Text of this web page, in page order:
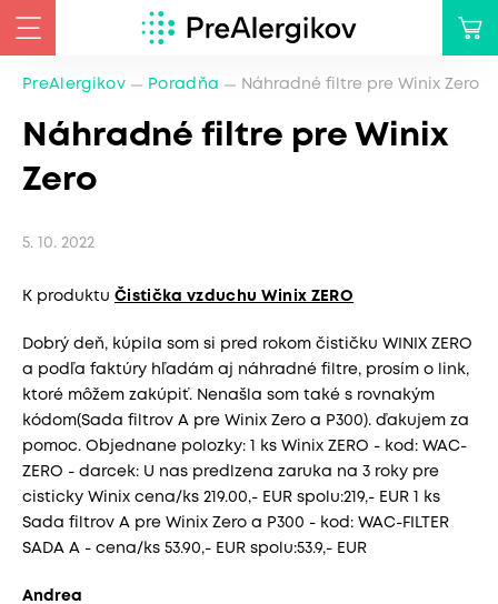
PreAlergikov Poradňa Náhradné filtre pre Winix Zero
Náhradné filtre pre Winix
Zero
5. 10. 2022
K produktu Čistička vzduchu Winix ZERO
Dobrý deň, kúpila som si pred rokom čističku WINIX ZERO
a podľa faktúry hľadám aj náhradné filtre, prosím o link,
ktoré môžem zakúpiť. Nenašla som také s rovnakým
kódom(Sada filtrov A pre Winix Zero a P300). ďakujem za
pomoc. Objednane polozky: 1 ks Winix ZERO - kod: WAC-
ZERO - darcek: U nas predlzena zaruka na 3 roky pre
cisticky Winix cena/ks 219.00,- EUR spolu:219,- EUR 1 ks
Sada filtrov A pre Winix Zero a P300 - kod: WAC-FILTER
SADA A - cena/ks 53.90,- EUR spolu:53.9,- EUR
Andrea